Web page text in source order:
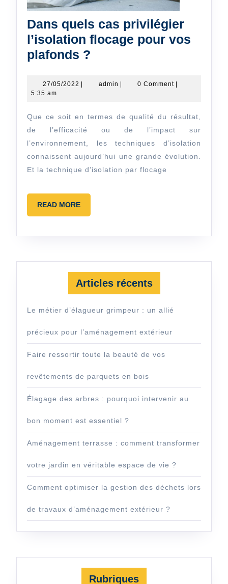
Dans quels cas privilégier
l’isolation flocage pour vos
plafonds ?
cas
l’isolation
flocage
pour
vos
plafonds
?
27/05/2022 27/05/2022
admin admin0 Comment
5:35 am
Que ce soit en termes de qualité du résultat,
de l’efficacité ou de l’impact sur
l’environnement, les techniques d’isolation
connaissent aujourd’hui une grande évolution.
Et la technique d’isolation par flocage
READ MOREREAD
MORE
Articles récents
Le métier d’élagueur grimpeur : un allié
précieux pour l’aménagement extérieur
Faire ressortir toute la beauté de vos
revêtements de parquets en bois
Élagage des arbres : pourquoi intervenir au
bon moment est essentiel ?
Aménagement terrasse : comment transformer
votre jardin en véritable espace de vie ?
Comment optimiser la gestion des déchets lors
de travaux d’aménagement extérieur ?
Rubriques